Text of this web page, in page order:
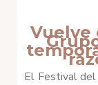
Vuelve
El Festival del